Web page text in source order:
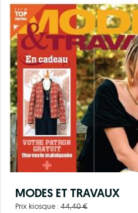
MODES ET TRAVAUX
Prix kiosque : 44,40 €